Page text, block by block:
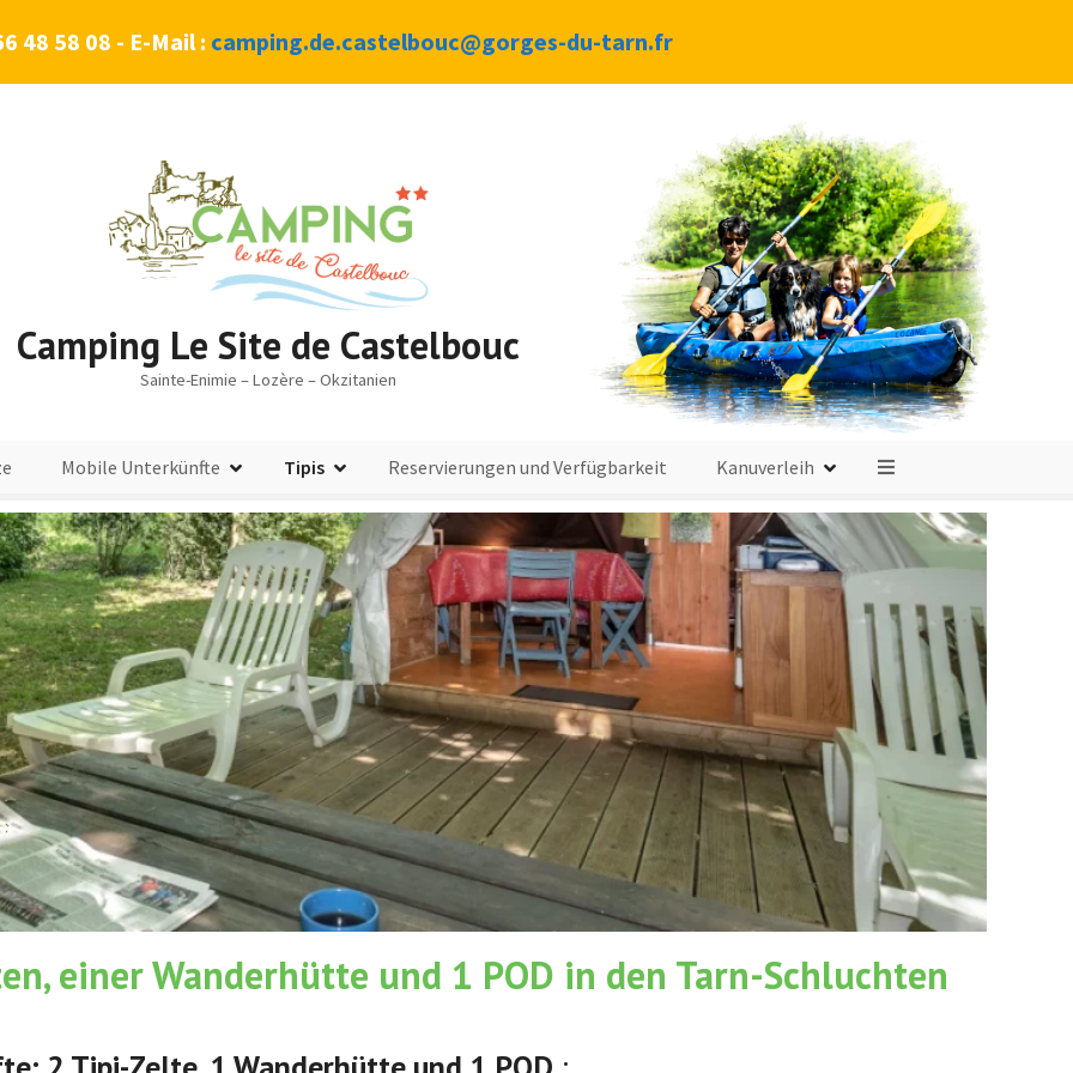
48 58 08 - E-Mail : camping.de.castelbouc@gorges-du-tarn.fr
Camping Le Site de Castelbouc
Sainte-Enimie – Lozère – Okzitanien
Mobile Unterkünfte Tipis Reservierungen und Verfügbarkeit Kanuverleih
einer Wanderhütte und 1 POD in den Tarn-Schluchten